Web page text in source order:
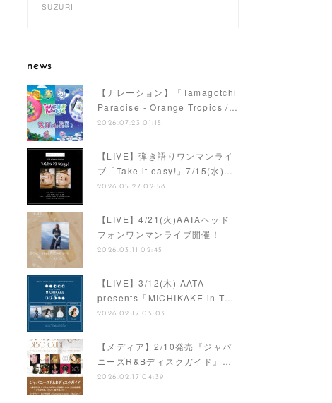
SUZURI
news
【ナレーション】『Tamagotchi
Paradise - Orange Tropics /…
2026.07.23 01:15
【LIVE】弾き語りワンマンライ
ブ「Take it easy!」7/15(水)…
2026.05.27 02:58
【LIVE】4/21(火)AATAヘッド
フォンワンマンライブ開催！
2026.03.11 02:45
【LIVE】3/12(木) AATA
presents「MICHIKAKE in T…
2026.02.17 05:03
【メディア】2/10発売『ジャパ
ニーズR&Bディスクガイド』…
2026.02.17 04:39